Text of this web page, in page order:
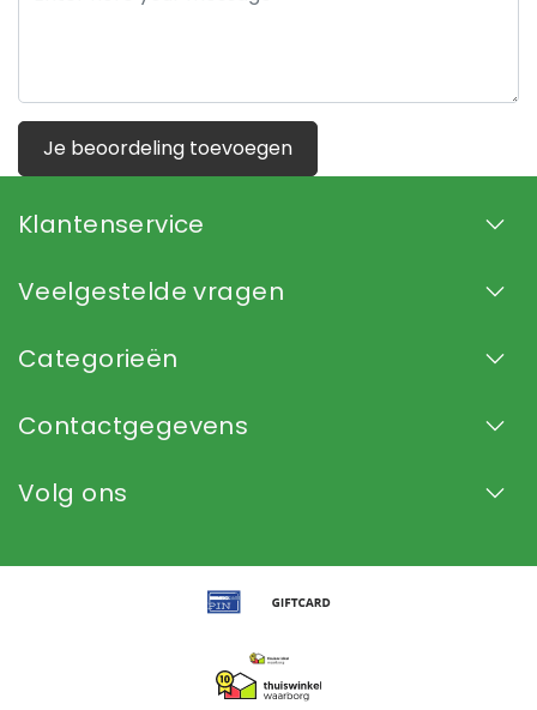
Je beoordeling toevoegen
Klantenservice
Veelgestelde vragen
Categorieën
Contactgegevens
Volg ons